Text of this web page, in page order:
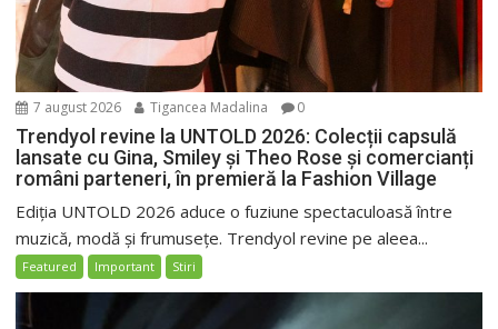
7 august 2026 Tigancea Madalina 0
Trendyol revine la UNTOLD 2026: Colecții capsulă
lansate cu Gina, Smiley și Theo Rose și comercianți
români parteneri, în premieră la Fashion Village
Ediția UNTOLD 2026 aduce o fuziune spectaculoasă între
muzică, modă și frumusețe. Trendyol revine pe aleea...
Featured Important Stiri